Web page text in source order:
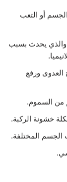
أو التعب
يحدث بسبب
العدوى ورفع
من السموم.
خشونة الركبة.
الجسم المختلفة.